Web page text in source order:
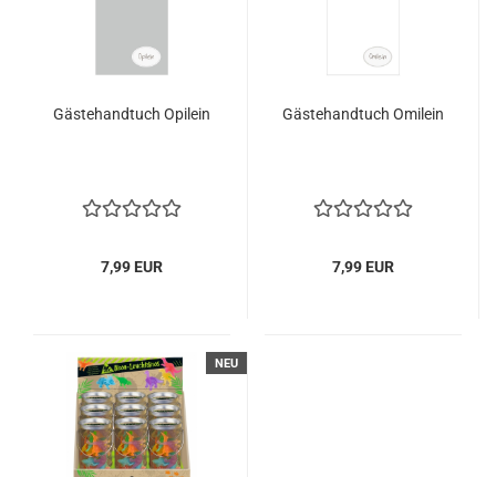
Gästehandtuch Opilein
7,99 EUR
Gästehandtuch Omilein
7,99 EUR
NEU